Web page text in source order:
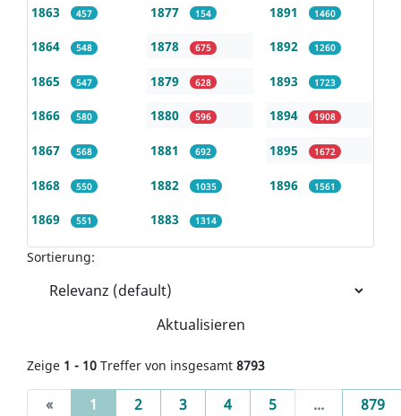
1863 457
1864 548
1865 547
1866 580
1867 568
1868 550
1869 551
1877 154
1878 675
1879 628
1880 596
1881 692
1882 1035
1883 1314
1891 1460
1892 1260
1893 1723
1894 1908
1895 1672
1896 1561
Sortierung:
Aktualisieren
Zeige 1 - 10 Treffer von insgesamt 8793
« 1 (current)
2 3 4 5 ... 879